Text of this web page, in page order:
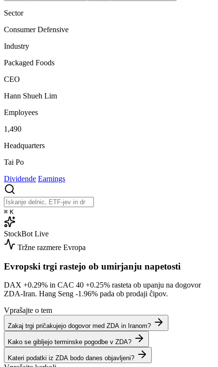
Sector
Consumer Defensive
Industry
Packaged Foods
CEO
Hann Shueh Lim
Employees
1,490
Headquarters
Tai Po
Dividende Earnings
⌘ K
StockBot Live
Tržne razmere Evropa
Evropski trgi rastejo ob umirjanju napetosti
DAX +0.29% in CAC 40 +0.25% rasteta ob upanju na dogovor
ZDA-Iran. Hang Seng -1.96% pada ob prodaji ĉipov.
Vprašajte o tem
Zakaj trgi priĉakujejo dogovor med ZDA in Iranom?
Kako se gibljejo terminske pogodbe v ZDA?
Kateri podatki iz ZDA bodo danes objavljeni?